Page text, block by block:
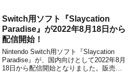
Switch用ソフト『Slaycation
Paradise』が2022年8月18日から
配信開始！
Nintendo Switch用ソフト『Slaycation
Paradise』が、国内向けとして2022年8月
18日から配信開始となりました。販売価